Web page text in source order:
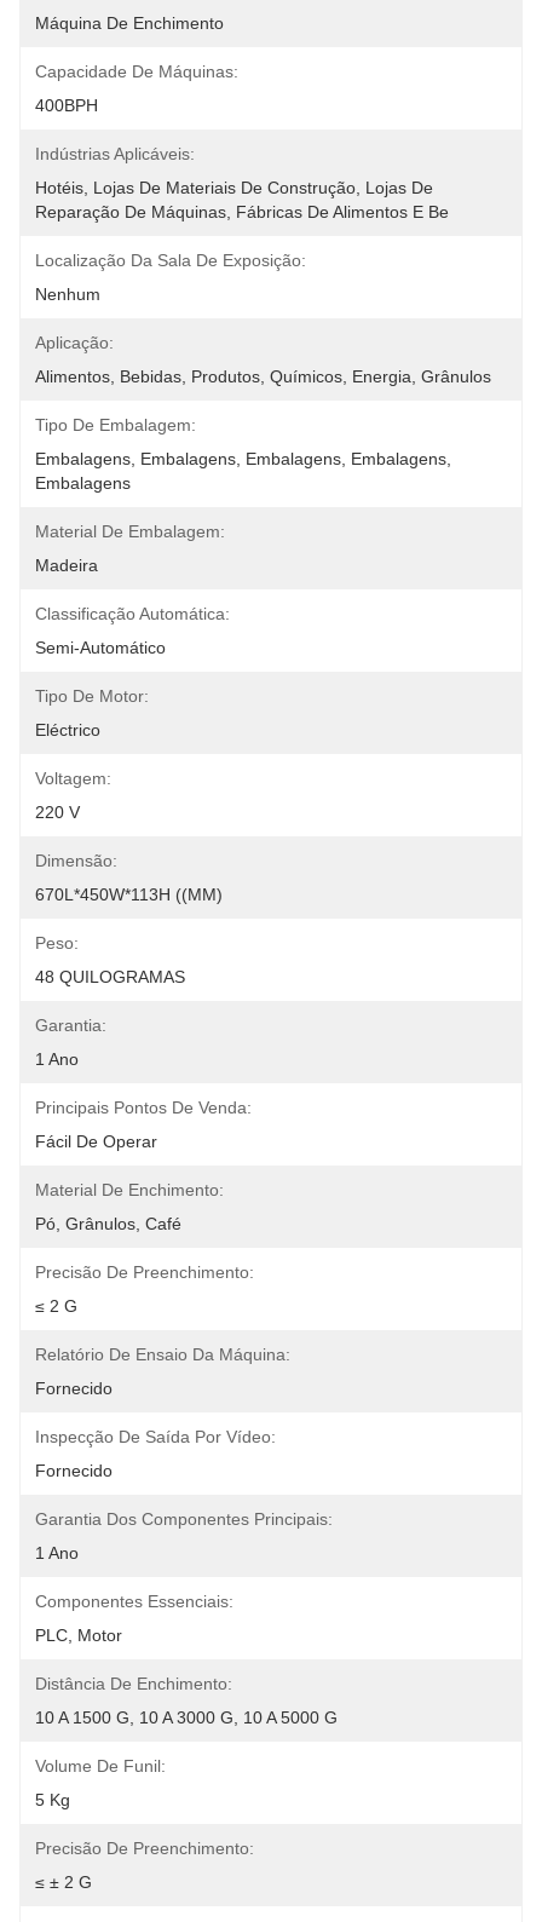
Máquina De Enchimento
Capacidade De Máquinas:
400BPH
Indústrias Aplicáveis:
Hotéis, Lojas De Materiais De Construção, Lojas De
Reparação De Máquinas, Fábricas De Alimentos E Be
Localização Da Sala De Exposição:
Nenhum
Aplicação:
Alimentos, Bebidas, Produtos, Químicos, Energia, Grânulos
Tipo De Embalagem:
Embalagens, Embalagens, Embalagens, Embalagens,
Embalagens
Material De Embalagem:
Madeira
Classificação Automática:
Semi-Automático
Tipo De Motor:
Eléctrico
Voltagem:
220 V
Dimensão:
670L*450W*113H ((MM)
Peso:
48 QUILOGRAMAS
Garantia:
1 Ano
Principais Pontos De Venda:
Fácil De Operar
Material De Enchimento:
Pó, Grânulos, Café
Precisão De Preenchimento:
≤ 2 G
Relatório De Ensaio Da Máquina:
Fornecido
Inspecção De Saída Por Vídeo:
Fornecido
Garantia Dos Componentes Principais:
1 Ano
Componentes Essenciais:
PLC, Motor
Distância De Enchimento:
10 A 1500 G, 10 A 3000 G, 10 A 5000 G
Volume De Funil:
5 Kg
Precisão De Preenchimento:
≤ ± 2 G